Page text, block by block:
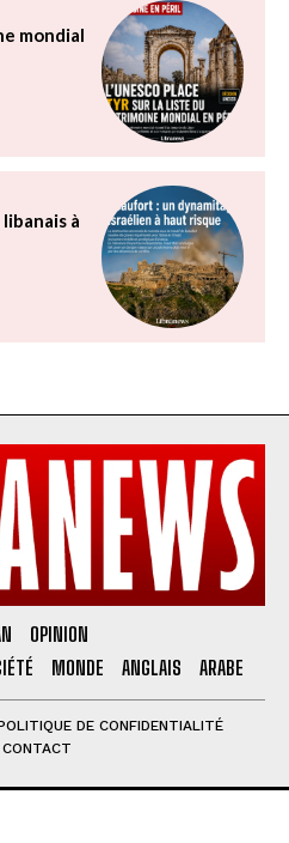
mondial
à
OPINION
MONDE ANGLAIS ARABE
DE CONFIDENTIALITÉ
CONTACT